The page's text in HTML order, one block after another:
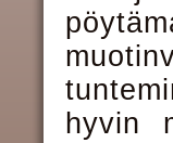
hyvin